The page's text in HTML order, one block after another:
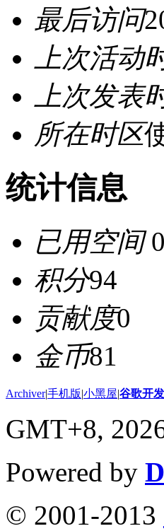
最后访问
上次活动
上次发表
所在时区
统计信息
已用空间
积分94
贡献度0
金币81
Archiver|手机版|小黑屋|谷歌开
GMT+8,
Powered by
© 2001-2013